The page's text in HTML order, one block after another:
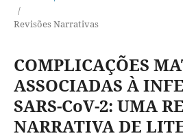
/
Revisões Narrativas
COMPLICAÇÕES
ASSOCIADAS À
SARS-CoV-2: UMA
NARRATIVA DE